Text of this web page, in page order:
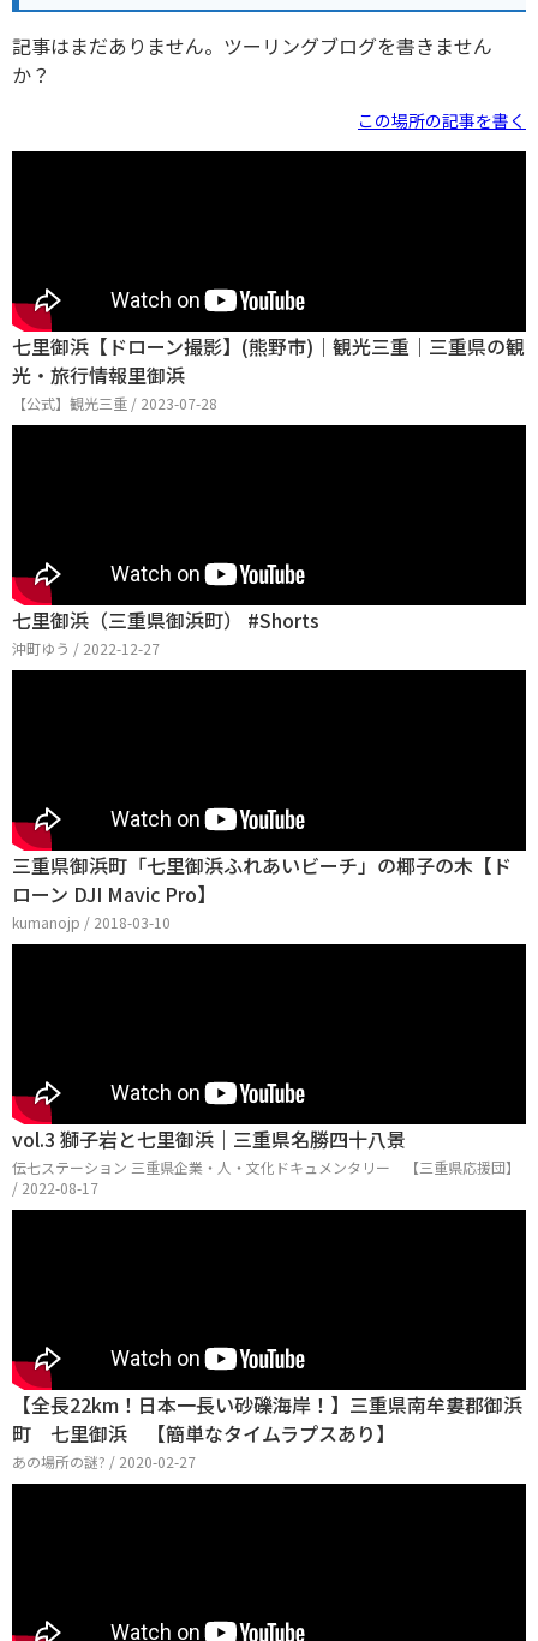
記事はまだありません。ツーリングブログを書きません
か？
この場所の記事を書く
七里御浜【ドローン撮影】(熊野市)｜観光三重｜三重県の観
光・旅行情報里御浜
【公式】観光三重 / 2023-07-28
七里御浜（三重県御浜町） #Shorts
沖町ゆう / 2022-12-27
三重県御浜町「七里御浜ふれあいビーチ」の椰子の木【ド
ローン DJI Mavic Pro】
kumanojp / 2018-03-10
vol.3 獅子岩と七里御浜｜三重県名勝四十八景
伝七ステーション 三重県企業・人・文化ドキュメンタリー 【三重県応援団】
/ 2022-08-17
【全長22km！日本一長い砂礫海岸！】三重県南牟婁郡御浜
町 七里御浜 【簡単なタイムラプスあり】
あの場所の謎? / 2020-02-27